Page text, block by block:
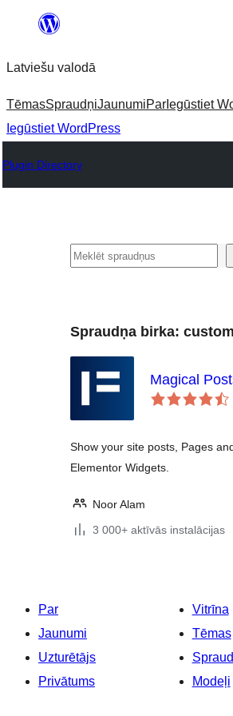
Pāriet
saturu
Latviešu valodā
TēmasSpraudņiJaunumiPar Iegūstiet
Iegūstiet WordPress
Plugin Directory
Meklēt
Spraudņa birka:
Magical
Show your site posts, Pages
Elementor Widgets.
Noor Alam
3 000+ aktīvās instalācijas
Par
Jaunumi
Uzturētājs
Privātums
Vitrīna
Tēmas
Modeļi